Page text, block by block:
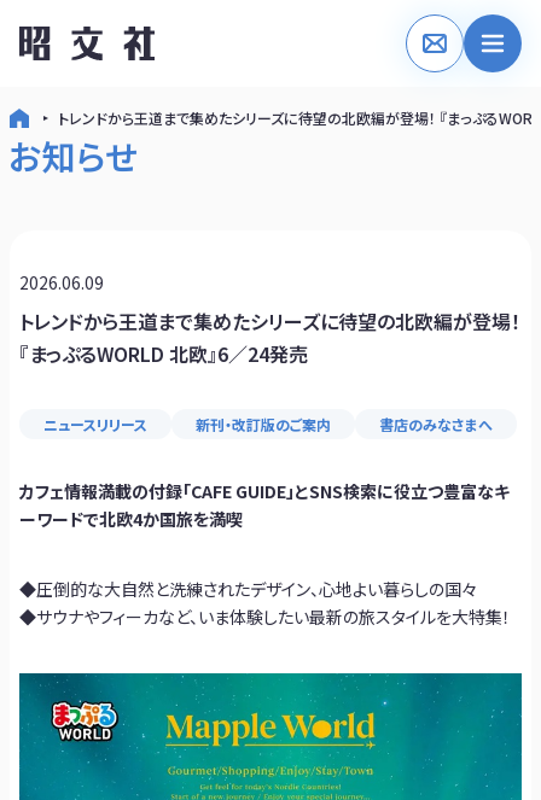
お知らせ
トレンドから王道まで集めたシリーズに待望の北欧編が登場！ 『まっぷる
2026.06.09
トレンドから王道まで集めたシリーズに待望の北欧編が登場！
『まっぷるWORLD 北欧』6／24発売
ニュースリリース 新刊・改訂版のご案内 書店のみなさまへ
カフェ情報満載の付録「CAFE GUIDE」とSNS検索に役立つ豊富なキ
ーワードで北欧4か国旅を満喫
◆圧倒的な大自然と洗練されたデザイン、心地よい暮らしの国々
◆サウナやフィーカなど、いま体験したい最新の旅スタイルを大特集！